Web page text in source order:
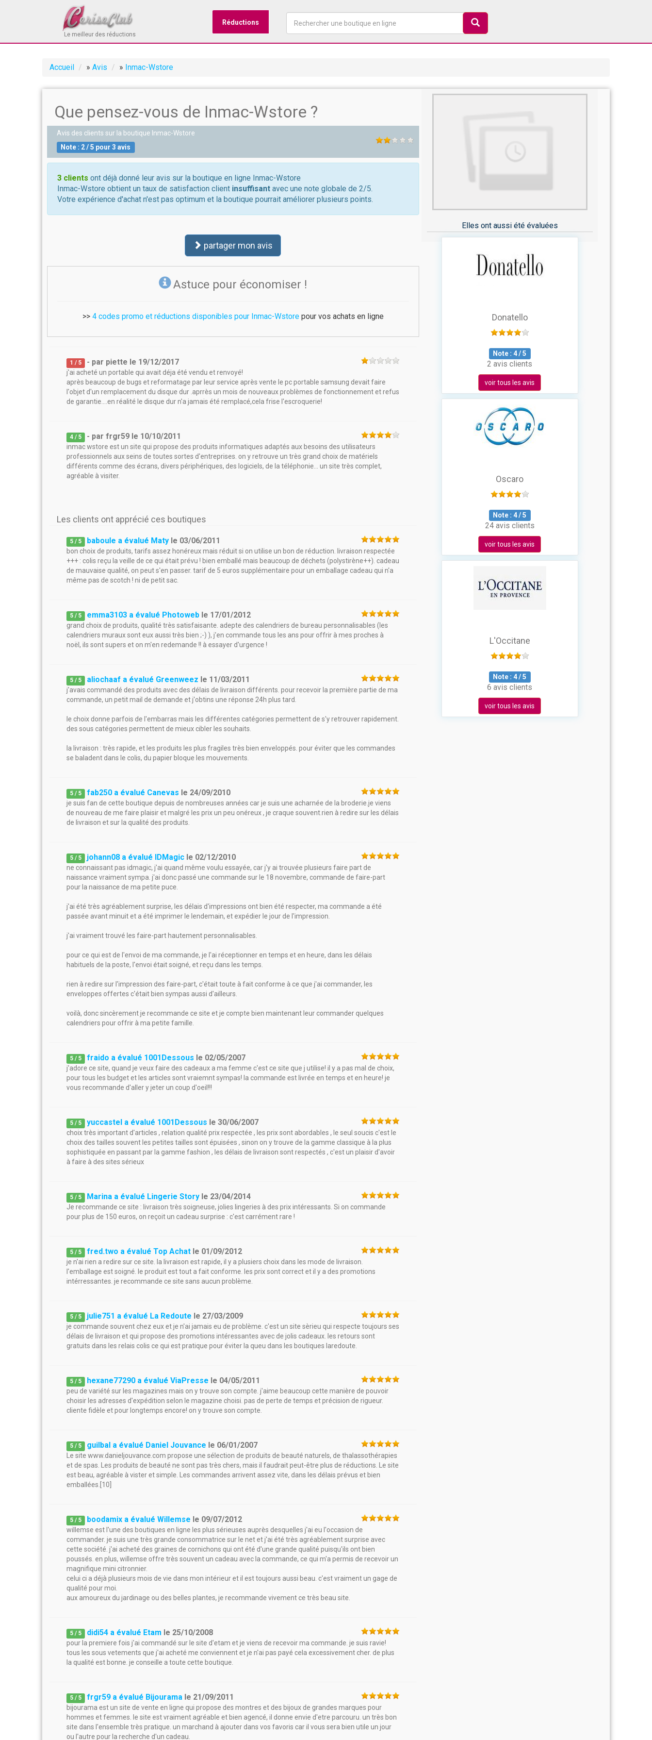
Le meilleur des réductions
Réductions
Accueil » Avis » Inmac-Wstore
Que pensez-vous de Inmac-Wstore ?
Avis des clients sur la boutique Inmac-Wstore
Note : 2/5 pour3 avis
3 clients ont déjà donné leur avis sur la boutique en ligne Inmac-Wstore
Inmac-Wstore obtient un taux de satisfaction client insuffisant avec une note globale de 2/5.
Votre expérience d'achat n'est pas optimum et la boutique pourrait améliorer plusieurs points.
partager mon avis
Astuce pour économiser !
>> 4 codes promo et réductions disponibles pour Inmac-Wstorepour vos achats en ligne
1 / 5 - par piette le 19/12/2017
j'ai acheté un portable qui avait déja été vendu et renvoyé!
après beaucoup de bugs et reformatage par leur service après vente le pc portable samsung devait faire
l'objet d'un remplacement du disque dur .aprrès un mois de nouveaux problèmes de fonctionnement et refus
de garantie....en réalité le disque dur n'a jamais été remplacé,cela frise l'escroquerie!
4 / 5 - parfrgr59 le 10/10/2011
inmac wstore est un site qui propose des produits informatiques adaptés aux besoins des utilisateurs
professionnels aux seins de toutes sortes d'entreprises. on y retrouve un très grand choix de matériels
différents comme des écrans, divers périphériques, des logiciels, de la téléphonie... un site très complet,
agréable à visiter.
Les clients ont apprécié ces boutiques
5 / 5 baboule a évalué Maty le 03/06/2011
bon choix de produits, tarifs assez honéreux mais réduit si on utilise un bon de réduction. livraison respectée
+++ : colis reçu la veille de ce qui était prévu ! bien emballé mais beaucoup de déchets (polystirène++). cadeau
de mauvaise qualité, on peut s'en passer. tarif de 5 euros supplémentaire pour un emballage cadeau qui n'a
même pas de scotch ! ni de petit sac.
5 / 5 emma3103 a évalué Photoweb le 17/01/2012
grand choix de produits, qualité très satisfaisante. adepte des calendriers de bureau personnalisables (les
calendriers muraux sont eux aussi très bien ;-) ), j'en commande tous les ans pour offrir à mes proches à
noël, ils sont supers et on m'en redemande !! à essayer d'urgence !
5 / 5 aliochaaf a évalué Greenweez le 11/03/2011
j'avais commandé des produits avec des délais de livraison différents. pour recevoir la première partie de ma
commande, un petit mail de demande et j'obtins une réponse 24h plus tard.
le choix donne parfois de l'embarras mais les différentes catégories permettent de s'y retrouver rapidement.
des sous catégories permettent de mieux cibler les souhaits.
la livraison : très rapide, et les produits les plus fragiles très bien enveloppés. pour éviter que les commandes
se baladent dans le colis, du papier bloque les mouvements.
5 / 5 fab250 a évalué Canevas le 24/09/2010
je suis fan de cette boutique depuis de nombreuses années car je suis une acharnée de la broderie.je viens
de nouveau de me faire plaisir et malgré les prix un peu onéreux , je craque souvent.rien à redire sur les délais
de livraison et sur la qualité des produits.
5 / 5 johann08 a évalué IDMagic le 02/12/2010
ne connaissant pas idmagic, j'ai quand même voulu essayée, car j'y ai trouvée plusieurs faire part de
naissance vraiment sympa. j'ai donc passé une commande sur le 18 novembre, commande de faire-part
pour la naissance de ma petite puce.
j'ai été très agréablement surprise, les délais d'impressions ont bien été respecter, ma commande a été
passée avant minuit et a été imprimer le lendemain, et expédier le jour de l'impression.
j'ai vraiment trouvé les faire-part hautement personnalisables.
pour ce qui est de l'envoi de ma commande, je l'ai réceptionner en temps et en heure, dans les délais
habituels de la poste, l'envoi était soigné, et reçu dans les temps.
rien à redire sur l'impression des faire-part, c'était toute à fait conforme à ce que j'ai commander, les
enveloppes offertes c'était bien sympas aussi d'ailleurs.
voilà, donc sincèrement je recommande ce site et je compte bien maintenant leur commander quelques
calendriers pour offrir à ma petite famille.
5 / 5 fraido a évalué 1001Dessous le 02/05/2007
j'adore ce site, quand je veux faire des cadeaux a ma femme c'est ce site que j utilise! il y a pas mal de choix,
pour tous les budget et les articles sont vraiemnt sympas! la commande est livrée en temps et en heure! je
vous recommande d'aller y jeter un coup d'oeil!!!
5 / 5 yuccastel a évalué 1001Dessous le30/06/2007
choix très important d'articles , relation qualité prix respectée , les prix sont abordables , le seul soucis c'est le
choix des tailles souvent les petites tailles sont épuisées , sinon on y trouve de la gamme classique à la plus
sophistiquée en passant par la gamme fashion , les délais de livraison sont respectés , c'est un plaisir d'avoir
à faire à des sites sérieux
5 / 5 Marina a évalué Lingerie Story le 23/04/2014
Je recommande ce site : livraison très soigneuse, jolies lingeries à des prix intéressants. Si on commande
pour plus de 150 euros, on reçoit un cadeau surprise : c'est carrément rare !
5 / 5 fred.two a évalué Top Achat le 01/09/2012
je n'ai rien a redire sur ce site. la livraison est rapide, il y a plusiers choix dans les mode de livraison.
l'emballage est soigné. le produit est tout a fait conforme. les prix sont correct et il y a des promotions
intérressantes. je recommande ce site sans aucun problème.
5 / 5 julie751 a évalué La Redoute le 27/03/2009
je commande souvent chez eux et je n'ai jamais eu de problème. c'est un site sèrieu qui respecte toujours ses
délais de livraison et qui propose des promotions intéressantes avec de jolis cadeaux. les retours sont
gratuits dans les relais colis ce qui est pratique pour éviter la queu dans les boutiques laredoute.
5 / 5 hexane77290 a évalué ViaPresse le 04/05/2011
peu de variété sur les magazines mais on y trouve son compte. j'aime beaucoup cette manière de pouvoir
choisir les adresses d'expédition selon le magazine choisi. pas de perte de temps et précision de rigueur.
cliente fidèle et pour longtemps encore! on y trouve son compte.
5 / 5 guilbal a évalué Daniel Jouvance le 06/01/2007
Le site www.danieljouvance.com propose une sélection de produits de beauté naturels, de thalassothérapies
et de spas. Les produits de beauté ne sont pas très chers, mais il faudrait peut-être plus de réductions. Le site
est beau, agréable à vister et simple. Les commandes arrivent assez vite, dans les délais prévus et bien
emballées.[10]
5 / 5 boodamix a évalué Willemse le 09/07/2012
willemse est l'une des boutiques en ligne les plus sérieuses auprès desquelles j'ai eu l'occasion de
commander. je suis une très grande consommatrice sur le net et j'ai été très agréablement surprise avec
cette société. j'ai acheté des graines de cornichons qui ont été d'une grande qualité puisqu'ils ont bien
poussés. en plus, willemse offre très souvent un cadeau avec la commande, ce qui m'a permis de recevoir un
magnifique mini citronnier.
celui ci a déjà plusieurs mois de vie dans mon intérieur et il est toujours aussi beau. c'est vraiment un gage de
qualité pour moi.
aux amoureux du jardinage ou des belles plantes, je recommande vivement ce très beau site.
5 / 5 didi54 a évalué Etam le 25/10/2008
pour la premiere fois j'ai commandé sur le site d'etam et je viens de recevoir ma commande. je suis ravie!
tous les sous vetements que j'ai acheté me conviennent et je n'ai pas payé cela excessivement cher. de plus
la qualité est bonne. je conseille a toute cette boutique.
5 / 5 frgr59 a évalué Bijourama le 21/09/2011
bijourama est un site de vente en ligne qui propose des montres et des bijoux de grandes marques pour
hommes et femmes. le site est vraiment agréable et bien agencé, il donne envie d'etre parcouru. un très bon
site dans l'ensemble très pratique. un marchand à ajouter dans vos favoris car il vous sera bien utile un jour
ou l'autre pour la recherche d'un cadeau.
Elles ont aussi été évaluées
Donatello
Note : 4/5
2 avis clients
voir tous les avis
Oscaro
Note : 4/5
24 avis clients
voir tous les avis
L'Occitane
Note : 4/5
6 avis clients
voir tous les avis